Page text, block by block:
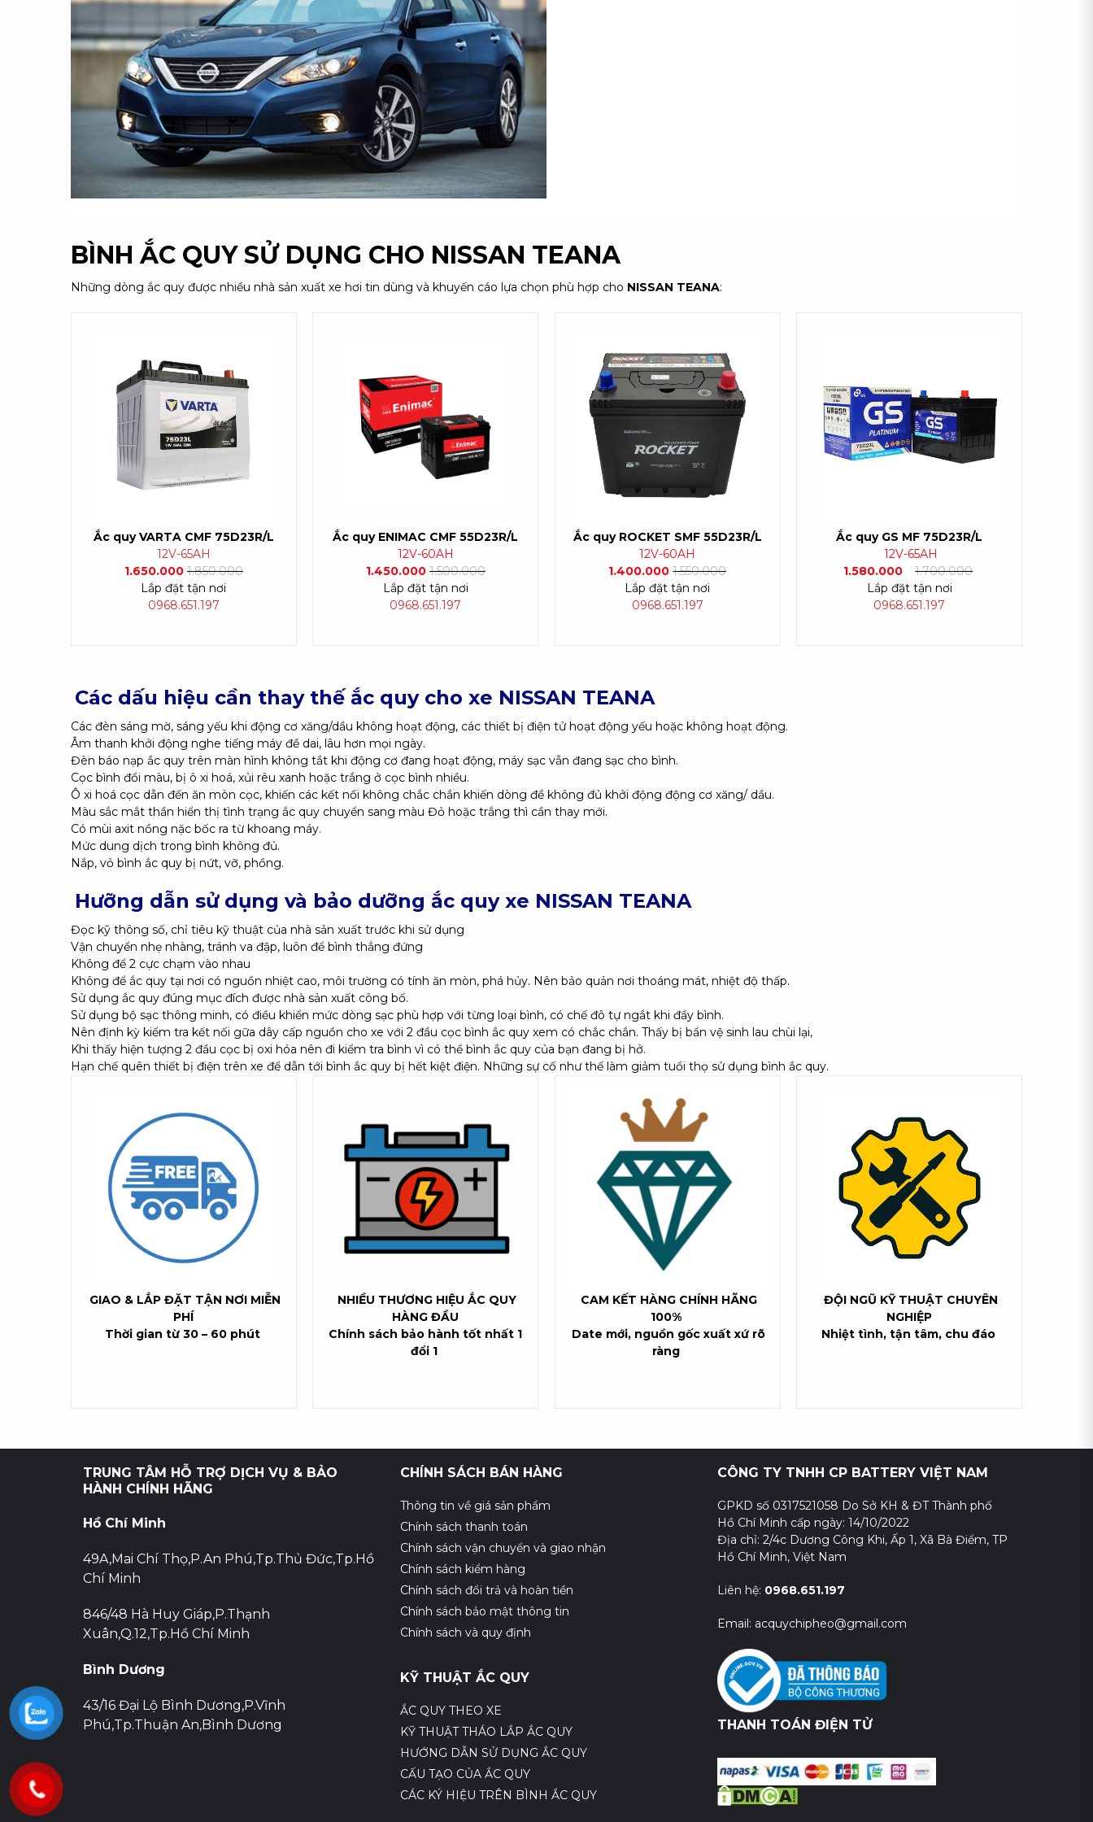
BÌNH ẮC QUY SỬ DỤNG CHO NISSAN TEANA
Những dòng ắc quy được nhiều nhà sản xuất xe hơi tin dùng và khuyến cáo lựa chọn phù hợp cho NISSAN TEANA:
Ắc quy VARTA CMF 75D23R/L
12V-65AH
1.650.000 1.850.000
Lắp đặt tận nơi
0968.651.197
Ắc quy ENIMAC CMF 55D23R/L
12V-60AH
1.450.000 1.500.000
Lắp đặt tận nơi
0968.651.197
Ắc quy ROCKET SMF 55D23R/L
12V-60AH
1.400.000 1.550.000
Lắp đặt tận nơi
0968.651.197
Ắc quy GS MF 75D23R/L
12V-65AH
1.580.000
1.700.000
Lắp đặt tận nơi
0968.651.197
Các dấu hiệu cần thay thế ắc quy cho xe NISSAN TEANA
Các đèn sáng mờ, sáng yếu khi động cơ xăng/dầu không hoạt động, các thiết bị điện tử hoạt động yếu hoặc không hoạt động.
Âm thanh khởi động nghe tiếng máy đề dai, lâu hơn mọi ngày.
Đèn báo nạp ắc quy trên màn hình không tắt khi động cơ đang hoạt động, máy sạc vẫn đang sạc cho bình.
Cọc bình đổi màu, bị ô xi hoá, xủi rêu xanh hoặc trắng ở cọc bình nhiều.
Ô xi hoá cọc dẫn đến ăn mòn cọc, khiến các kết nối không chắc chắn khiến dòng đề không đủ khởi động động cơ xăng/ dầu.
Màu sắc mắt thần hiển thị tình trạng ắc quy chuyển sang màu Đỏ hoặc trắng thì cần thay mới.
Có mùi axit nồng nặc bốc ra từ khoang máy.
Mức dung dịch trong bình không đủ.
Nắp, vỏ bình ắc quy bị nứt, vỡ, phồng.
Hưỡng dẫn sử dụng và bảo dưỡng ắc quy xe NISSAN TEANA
Đọc kỹ thông số, chỉ tiêu kỹ thuật của nhà sản xuất trước khi sử dụng
Vận chuyển nhẹ nhàng, tránh va đập, luôn để bình thẳng đứng
Không để 2 cực chạm vào nhau
Không để ắc quy tại nơi có nguồn nhiệt cao, môi trường có tính ăn mòn, phá hủy. Nên bảo quản nơi thoáng mát, nhiệt độ thấp.
Sử dụng ắc quy đúng mục đích được nhà sản xuất công bố.
Sử dụng bộ sạc thông minh, có điều khiển mức dòng sạc phù hợp với từng loại bình, có chế đô tự ngắt khi đầy bình.
Nên định kỳ kiểm tra kết nối gữa dây cấp nguồn cho xe với 2 đầu cọc bình ắc quy xem có chắc chắn. Thấy bị bẩn vệ sinh lau chùi lại,
Khi thấy hiện tượng 2 đầu cọc bị oxi hóa nên đi kiểm tra bình vì có thể bình ắc quy của bạn đang bị hở.
Hạn chế quên thiết bị điện trên xe để dẫn tới bình ắc quy bị hết kiệt điện. Những sự cố như thế làm giảm tuổi thọ sử dụng bình ắc quy.
GIAO & LẮP ĐẶT TẬN NƠI MIỄN
PHÍ
Thời gian từ 30 – 60 phút
NHIỀU THƯƠNG HIỆU ẮC QUY
HÀNG ĐẦU
Chính sách bảo hành tốt nhất 1
đổi 1
CAM KẾT HÀNG CHÍNH HÃNG
100%
Date mới, nguồn gốc xuất xứ rõ
ràng
ĐỘI NGŨ KỸ THUẬT CHUYÊN
NGHIỆP
Nhiệt tình, tận tâm, chu đáo
TRUNG TÂM HỖ TRỢ DỊCH VỤ & BẢO
HÀNH CHÍNH HÃNG
Hồ Chí Minh
49A,Mai Chí Thọ,P.An Phú,Tp.Thủ Đức,Tp.Hồ
Chí Minh
846/48 Hà Huy Giáp,P.Thạnh
Xuân,Q.12,Tp.Hồ Chí Minh
Bình Dương
43/16 Đại Lộ Bình Dương,P.Vĩnh
Phú,Tp.Thuận An,Bình Dương
CHÍNH SÁCH BÁN HÀNG
Thông tin về giá sản phẩm
Chính sách thanh toán
Chính sách vận chuyển và giao nhận
Chính sách kiểm hàng
Chính sách đổi trả và hoàn tiền
Chính sách bảo mật thông tin
Chính sách và quy định
KỸ THUẬT ẮC QUY
ẮC QUY THEO XE
KỸ THUẬT THÁO LẮP ẮC QUY
HƯỚNG DẪN SỬ DỤNG ẮC QUY
CẤU TẠO CỦA ẮC QUY
CÁC KÝ HIỆU TRÊN BÌNH ẮC QUY
CÔNG TY TNHH CP BATTERY VIỆT NAM
GPKD số 0317521058 Do Sở KH & ĐT Thành phố
Hồ Chí Minh cấp ngày: 14/10/2022
Địa chỉ: 2/4c Dương Công Khi, Ấp 1, Xã Bà Điểm, TP
Hồ Chí Minh, Việt Nam
Liên hệ: 0968.651.197
Email: acquychipheo@gmail.com
THANH TOÁN ĐIỆN TỬ